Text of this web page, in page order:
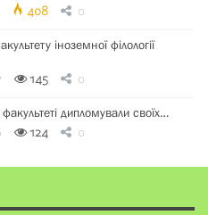
408 0
іноземної філології
145 0
дипломували своїх…
124 0